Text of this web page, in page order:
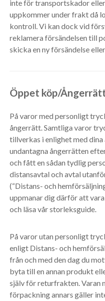
inte för transportskador
uppkommer under frakt då
kontroll. Vi kan dock vid
reklamera försändelsen till
skicka en ny försändelse
Öppet köp/
På varor med personligt
ångerrätt. Samtliga varor
tillverkas i enlighet med dina
undantagna ångerrätten
och fått en sådan tydlig
distansavtal och avtal
(“Distans- och
uppmanar dig därför att
och läsa vår storleksguide.
På varor utan personligt
enligt Distans- och
från och med den dag du
byta till en annan produkt
själv för returfrakten. Varan
förpackning annars gäller